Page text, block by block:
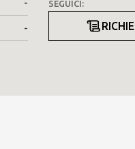
-
-
SEGUICI: